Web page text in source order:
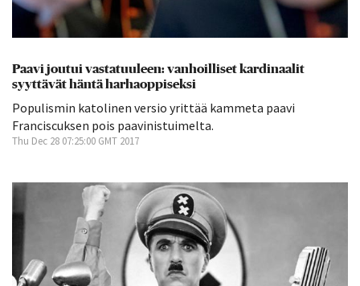
Paavi joutui vastatuuleen: vanhoilliset kardinaalit
syyttävät häntä harhaoppiseksi
Populismin katolinen versio yrittää kammeta paavi
Franciscuksen pois paavinistuimelta.
Thu Dec 28 07:25:00 GMT 2017